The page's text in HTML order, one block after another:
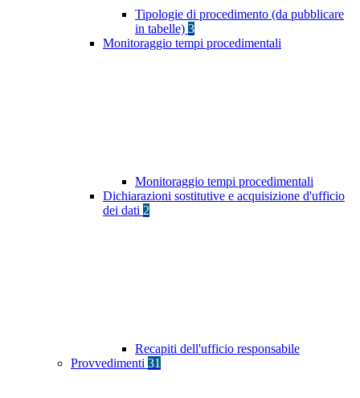
Tipologie di procedimento (da pubblicare
in tabelle) 3
Monitoraggio tempi procedimentali
Monitoraggio tempi procedimentali
Dichiarazioni sostitutive e acquisizione d'ufficio
dei dati 2
Recapiti dell'ufficio responsabile
Provvedimenti 31